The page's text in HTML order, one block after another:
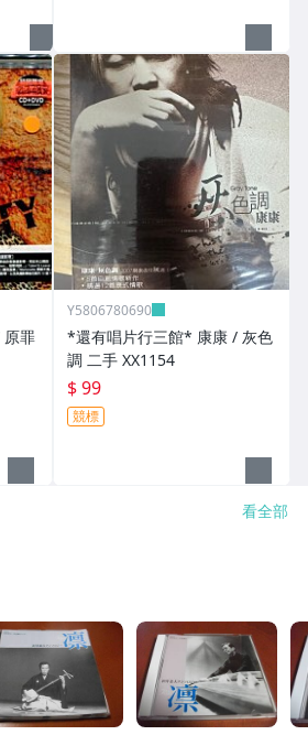
罪
Y5806780690
*還有唱片行三館* 康康 / 灰色
調 二手 XX1154
$ 99
競標
看全部